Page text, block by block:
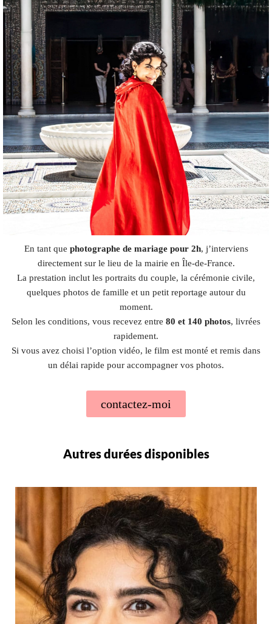
En tant que photographe de mariage pour 2h, j’interviens
directement sur le lieu de la mairie en Île-de-France.
La prestation inclut les portraits du couple, la cérémonie civile,
quelques photos de famille et un petit reportage autour du
moment.
Selon les conditions, vous recevez entre 80 et 140 photos, livrées
rapidement.
Si vous avez choisi l’option vidéo, le film est monté et remis dans
un délai rapide pour accompagner vos photos.
contactez-moi
Autres durées disponibles